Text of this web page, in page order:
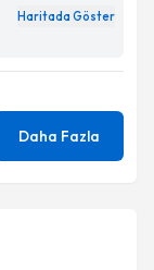
Haritada Göster
Daha Fazla